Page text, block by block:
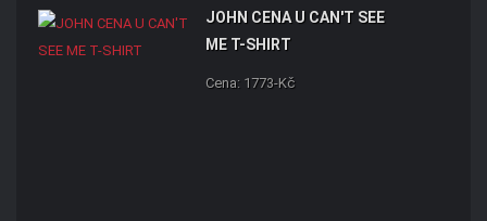
JOHN CENA U CAN'T SEE
ME T-SHIRT
Cena: 1773-Kč